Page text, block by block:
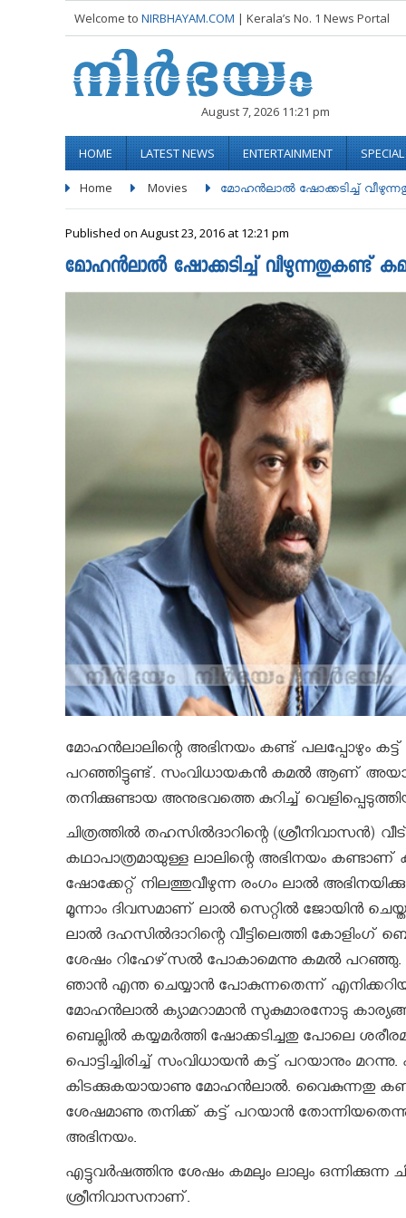
Welcome to NIRBHAYAM.COM | Kerala’s No. 1 News Portal
August 7, 2026 11:21 pm
HOME LATEST NEWS ENTERTAINMENT
Home Movies മോഹന്‍ലാല്‍ ഷോക്കടിച്ച്
Published on August 23, 2016 at 12:21 pm
മോഹന്‍ലാല്‍ ഷോക്കടിച്ച് വീഴുന്നതുകണ്ട്
മോഹൻലാലിന്റെ അഭിനയം കണ്ട് പലപ്പോഴും
പറഞ്ഞിട്ടുണ്ട്. സംവിധായകൻ കമൽ ആണ്
തനിക്കുണ്ടായ അനുഭവത്തെ കുറിച്ച്
ചിത്രത്തില്‍ തഹസില്‍ദാറിന്റെ (ശ്രീനിവാസന്‍)
കഥാപാത്രമായുള്ള ലാലിന്റെ അഭിനയം
ഷോക്കേറ്റ് നിലത്തുവീഴുന്ന രംഗം ലാല്‍
മൂന്നാം ദിവസമാണ് ലാല്‍ സെറ്റില്‍ ജോയിന്‍
ലാല്‍ ദഹസില്‍ദാറിന്റെ വീട്ടിലെത്തി കോളിംഗ്
ശേഷം റിഹേഴ്‌സല്‍ പോകാമെന്നു കമല്‍ പറഞ്ഞു.
ഞാന്‍ എന്ത ചെയ്യാന്‍ പോകുന്നതെന്ന്
മോഹന്‍ലാല്‍ ക്യാമറാമാന്‍ സുകുമാരനോടു
ബെല്ലില്‍ കയ്യമര്‍ത്തി ഷോക്കടിച്ചതു പോലെ
പൊട്ടിച്ചിരിച്ച് സംവിധായന്‍ കട്ട് പറയാനും
കിടക്കുകയായാണു മോഹന്‍ലാല്‍. വൈകുന്നതു
ശേഷമാണു തനിക്ക് കട്ട് പറയാന്‍ തോന്നിയതെന്നു
അഭിനയം.
എട്ടുവര്‍ഷത്തിനു ശേഷം കമലും ലാലും ഒന്നിക്കുന്ന
ശ്രീനിവാസനാണ്.